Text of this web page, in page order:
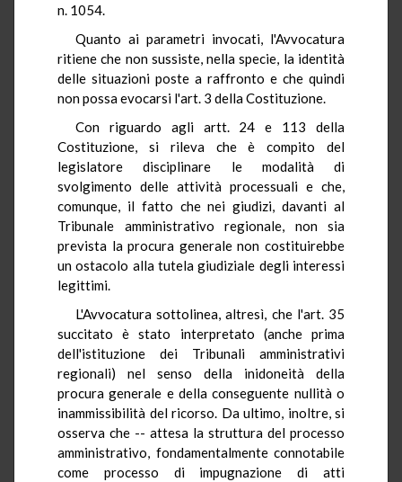
n. 1054.
Quanto ai parametri invocati, l'Avvocatura
ritiene che non sussiste, nella specie, la identità
delle situazioni poste a raffronto e che quindi
non possa evocarsi l'art. 3 della Costituzione.
Con riguardo agli artt. 24 e 113 della
Costituzione, si rileva che è compito del
legislatore disciplinare le modalità di
svolgimento delle attività processuali e che,
comunque, il fatto che nei giudizi, davanti al
Tribunale amministrativo regionale, non sia
prevista la procura generale non costituirebbe
un ostacolo alla tutela giudiziale degli interessi
legittimi.
L'Avvocatura sottolinea, altresì, che l'art. 35
succitato è stato interpretato (anche prima
dell'istituzione dei Tribunali amministrativi
regionali) nel senso della inidoneità della
procura generale e della conseguente nullità o
inammissibilità del ricorso. Da ultimo, inoltre, si
osserva che -- attesa la struttura del processo
amministrativo, fondamentalmente connotabile
come processo di impugnazione di atti